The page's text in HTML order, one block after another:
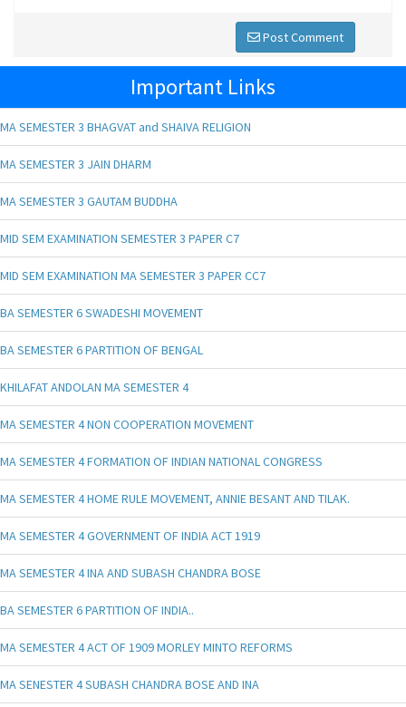
Post Comment
Important Links
MA SEMESTER 3 BHAGVAT and SHAIVA RELIGION
MA SEMESTER 3 JAIN DHARM
MA SEMESTER 3 GAUTAM BUDDHA
MID SEM EXAMINATION SEMESTER 3 PAPER C7
MID SEM EXAMINATION MA SEMESTER 3 PAPER CC7
BA SEMESTER 6 SWADESHI MOVEMENT
BA SEMESTER 6 PARTITION OF BENGAL
KHILAFAT ANDOLAN MA SEMESTER 4
MA SEMESTER 4 NON COOPERATION MOVEMENT
MA SEMESTER 4 FORMATION OF INDIAN NATIONAL CONGRESS
MA SEMESTER 4 HOME RULE MOVEMENT, ANNIE BESANT AND TILAK.
MA SEMESTER 4 GOVERNMENT OF INDIA ACT 1919
MA SEMESTER 4 INA AND SUBASH CHANDRA BOSE
BA SEMESTER 6 PARTITION OF INDIA..
MA SEMESTER 4 ACT OF 1909 MORLEY MINTO REFORMS
MA SENESTER 4 SUBASH CHANDRA BOSE AND INA